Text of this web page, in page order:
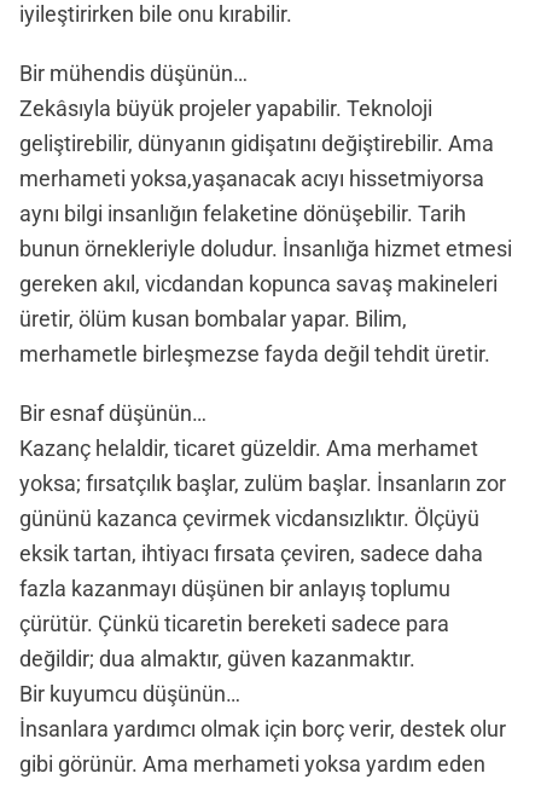
iyileştirirken bile onu kırabilir.
Bir mühendis düşünün…
Zekâsıyla büyük projeler yapabilir. Teknoloji
geliştirebilir, dünyanın gidişatını değiştirebilir. Ama
merhameti yoksa,yaşanacak acıyı hissetmiyorsa
aynı bilgi insanlığın felaketine dönüşebilir. Tarih
bunun örnekleriyle doludur. İnsanlığa hizmet etmesi
gereken akıl, vicdandan kopunca savaş makineleri
üretir, ölüm kusan bombalar yapar. Bilim,
merhametle birleşmezse fayda değil tehdit üretir.
Bir esnaf düşünün…
Kazanç helaldir, ticaret güzeldir. Ama merhamet
yoksa; fırsatçılık başlar, zulüm başlar. İnsanların zor
gününü kazanca çevirmek vicdansızlıktır. Ölçüyü
eksik tartan, ihtiyacı fırsata çeviren, sadece daha
fazla kazanmayı düşünen bir anlayış toplumu
çürütür. Çünkü ticaretin bereketi sadece para
değildir; dua almaktır, güven kazanmaktır.
Bir kuyumcu düşünün…
İnsanlara yardımcı olmak için borç verir, destek olur
gibi görünür. Ama merhameti yoksa yardım eden